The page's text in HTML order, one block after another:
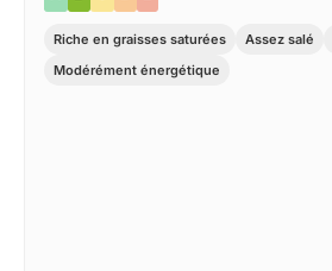
Riche en graisses saturées Assez salé
Modérément énergétique